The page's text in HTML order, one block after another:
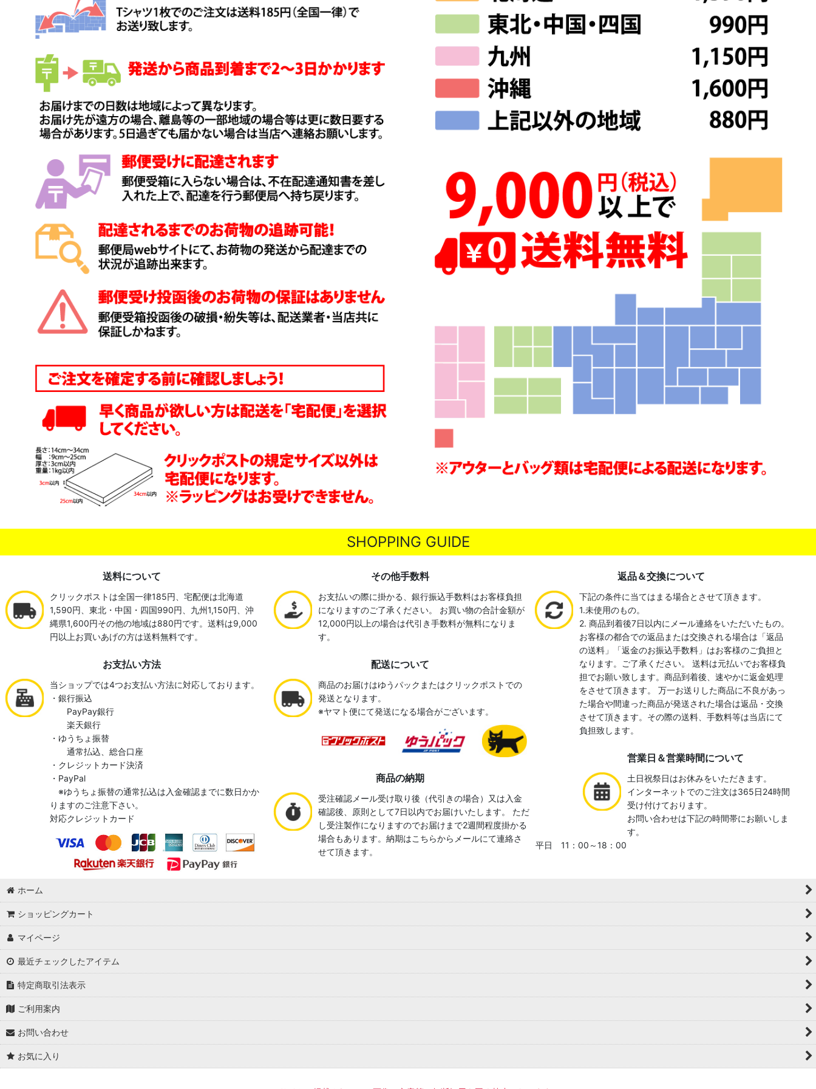
SHOPPING GUIDE
送料について
クリックポストは全国一律185円、宅配便は北海道
1,590円、東北・中国・四国990円、九州1,150円、沖
縄県1,600円その他の地域は880円です。送料は9,000
円以上お買いあげの方は送料無料です。
お支払い方法
当ショップでは4つお支払い方法に対応しております。
・銀行振込
PayPay銀行
楽天銀行
・ゆうちょ振替
通常払込、総合口座
・クレジットカード決済
・PayPal
※ゆうちょ振替の通常払込は入金確認までに数日かか
りますのご注意下さい。
対応クレジットカード
その他手数料
お支払いの際に掛かる、銀行振込手数料はお客様負担
になりますのご了承ください。 お買い物の合計金額が
12,000円以上の場合は代引き手数料が無料になりま
す。
配送について
商品のお届けはゆうパックまたはクリックポストでの
発送となります。
※ヤマト便にて発送になる場合がございます。
商品の納期
受注確認メール受け取り後（代引きの場合）又は入金
確認後、原則として7日以内でお届けいたします。 ただ
し受注製作になりますのでお届けまで2週間程度掛かる
場合もあります。納期はこちらからメールにて連絡さ
せて頂きます。
返品＆交換について
下記の条件に当てはまる場合とさせて頂きます。
1.未使用のもの。
2. 商品到着後7日以内にメール連絡をいただいたもの。
お客様の都合での返品または交換される場合は「返品
の送料」「返金のお振込手数料」はお客様のご負担と
なります。ご了承ください。 送料は元払いでお客様負
担でお願い致します。商品到着後、速やかに返金処理
をさせて頂きます。 万一お送りした商品に不良があっ
た場合や間違った商品が発送された場合は返品・交換
させて頂きます。その際の送料、手数料等は当店にて
負担致します。
営業日＆営業時間について
土日祝祭日はお休みをいただきます。
インターネットでのご注文は365日24時間
受け付けております。
お問い合わせは下記の時間帯にお願いしま
す。
平日 11：00～18：00
ホーム
ショッピングカート
マイページ
最近チェックしたアイテム
特定商取引法表示
ご利用案内
お問い合わせ
お気に入り